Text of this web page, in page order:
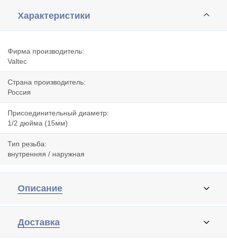
Характеристики
Фирма производитель:
Valtec
Страна производитель:
Россия
Присоединительный диаметр:
1/2 дюйма (15мм)
Тип резьба:
внутренняя / наружная
Описание
Доставка